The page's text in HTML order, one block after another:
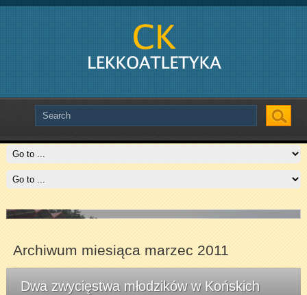
Slide # 2
Czytaj więcej
Archiwum miesiąca marzec 2011
Dwa zwycięstwa młodzików w Końskich